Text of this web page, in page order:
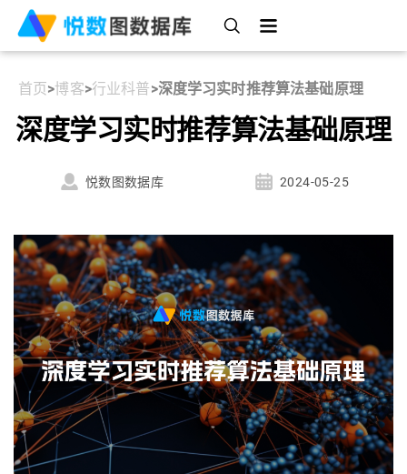
首页>博客>行业科普>深度学习实时推荐算法基础原理
深度学习实时推荐算法基础原理
悦数图数据库 2024-05-25